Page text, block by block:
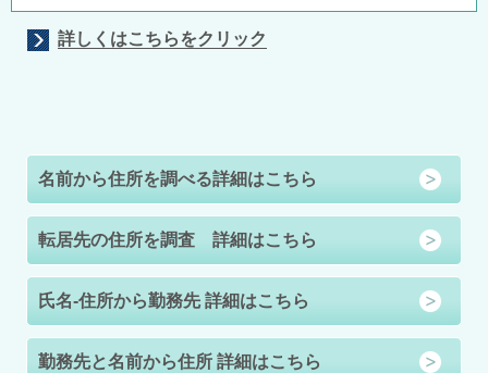
詳しくはこちらをクリック
名前から住所を調べる詳細はこちら
転居先の住所を調査 詳細はこちら
氏名-住所から勤務先 詳細はこちら
勤務先と名前から住所 詳細はこちら